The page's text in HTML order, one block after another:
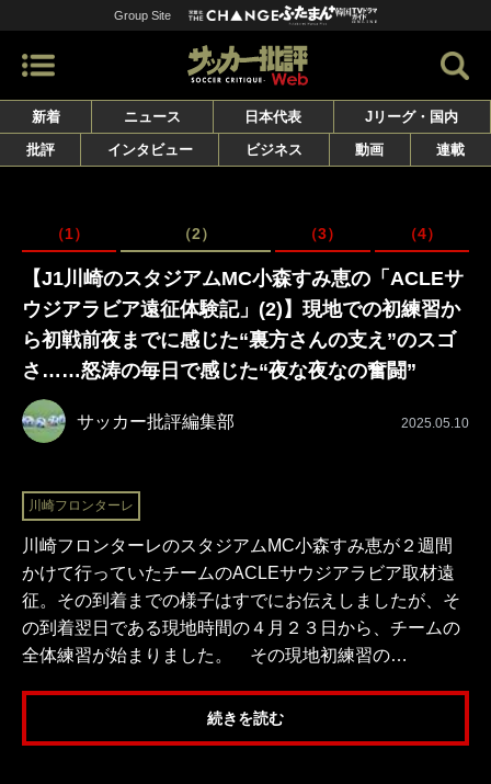
Group Site
新着 ニュース 日本代表
Jリーグ・国内
批評
インタビュー ビジネス 動画 連載
（1） （2） （3） （4）
【J1川崎のスタジアムMC小森すみ恵の「ACLEサ
ウジアラビア遠征体験記」(2)】現地での初練習か
ら初戦前夜までに感じた“裏方さんの支え”のスゴ
さ……怒涛の毎日で感じた“夜な夜なの奮闘”
サッカー批評編集部 2025.05.10
川崎フロンターレ
川崎フロンターレのスタジアムMC小森すみ恵が２週間
かけて行っていたチームのACLEサウジアラビア取材遠
征。その到着までの様子はすでにお伝えしましたが、そ
の到着翌日である現地時間の４月２３日から、チームの
全体練習が始まりました。 その現地初練習の…
続きを読む